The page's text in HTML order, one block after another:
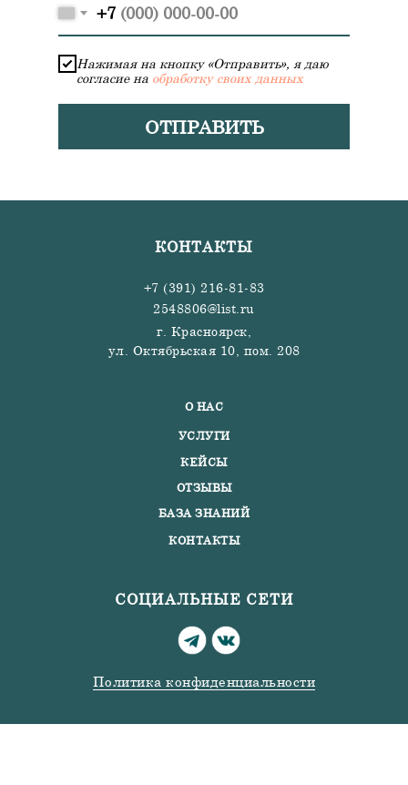
+7
Нажимая на кнопку «Отправить», я даю
согласие на обработку своих данных
ОТПРАВИТЬ
КОНТАКТЫ
+7 (391) 216-81-83
2548806@list.ru
г. Красноярск,
ул. Октябрьская 10, пом. 208
СОЦИАЛЬНЫЕ СЕТИ
О НАС
УСЛУГИ
КЕЙСЫ
ОТЗЫВЫ
БАЗА ЗНАНИЙ
КОНТАКТЫ
Политика конфиденциальности